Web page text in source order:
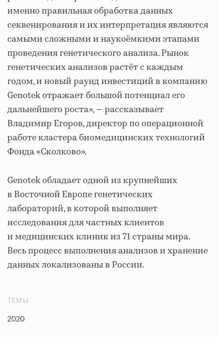
именно правильная обработка данных
секвенирования и их интерпретация являются
самыми сложными и наукоёмкими этапами
проведения генетического анализа. Рынок
генетических анализов растёт с каждым
годом, и новый раунд инвестиций в компанию
Genotek отражает большой потенциал его
дальнейшего роста», — рассказывает
Владимир Егоров, директор по операционной
работе кластера биомедицинских технологий
Фонда «Сколково».
Genotek обладает одной из крупнейших
в Восточной Европе генетических
лабораторий, в которой выполняет
исследования для частных клиентов
и медицинских клиник из 71 страны мира.
Весь процесс выполнения анализов и хранение
данных локализованы в России.
ТЕМЫ
2020